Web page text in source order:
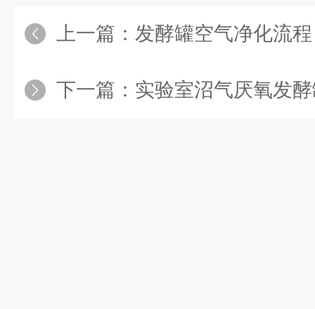
上一篇： 发酵罐空气净化流程
下一篇： 实验室沼气厌氧发